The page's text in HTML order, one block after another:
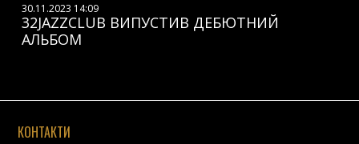
30.11.2023 14:09
32JAZZCLUB ВИПУСТИВ ДЕБЮТНИЙ
АЛЬБОМ
КОНТАКТИ